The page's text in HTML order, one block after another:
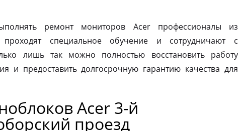
ремонт мониторов Acer профессионалы из
проходят специальное обучение и сотрудничают с
лишь так можно полностью восстановить работу
и предоставить долгосрочную гарантию качества для
Acer 3-й
проезд